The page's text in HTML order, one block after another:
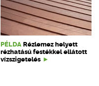
PÉLDA Rézlemez helyett
rézhatású festékkel ellátott
vízszigetelés